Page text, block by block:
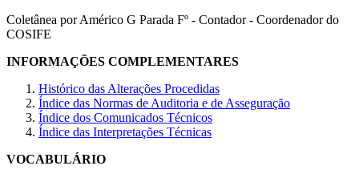
Coletânea por Américo G Parada Fº - Contador - Coordenador do
COSIFE
INFORMAÇÕES COMPLEMENTARES
Histórico das Alterações Procedidas
Índice das Normas de Auditoria e de Asseguração
Índice dos Comunicados Técnicos
Índice das Interpretações Técnicas
VOCABULÁRIO